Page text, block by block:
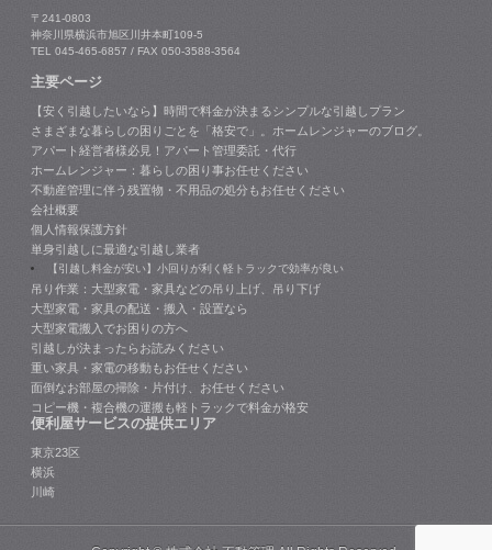
〒241-0803
神奈川県横浜市旭区川井本町109-5
TEL 045-465-6857 / FAX 050-3588-3564
主要ページ
【安く引越したいなら】時間で料金が決まるシンプルな引越しプラン
さまざまな暮らしの困りごとを「格安で」。ホームレンジャーのブログ。
アパート経営者様必見！アパート管理委託・代行
ホームレンジャー：暮らしの困り事お任せください
不動産管理に伴う残置物・不用品の処分もお任せください
会社概要
個人情報保護方針
単身引越しに最適な引越し業者
【引越し料金が安い】小回りが利く軽トラックで効率が良い
吊り作業：大型家電・家具などの吊り上げ、吊り下げ
大型家電・家具の配送・搬入・設置なら
大型家電搬入でお困りの方へ
引越しが決まったらお読みください
重い家具・家電の移動もお任せください
面倒なお部屋の掃除・片付け、お任せください
コピー機・複合機の運搬も軽トラックで料金が格安
便利屋サービスの提供エリア
東京23区
横浜
川崎